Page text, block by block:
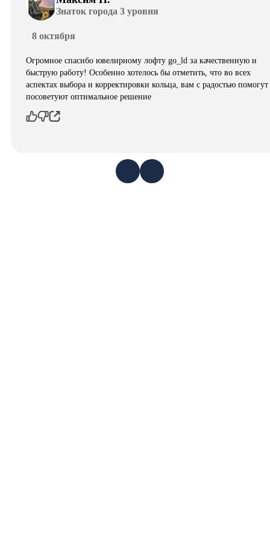
Знаток города 3 уровня
8 октября
Огромное спасибо ювелирному лофту go_ld за качественную и
быструю работу! Особенно хотелось бы отметить, что во всех
аспектах выбора и корректировки кольца, вам с радостью
посоветуют оптимальное решение